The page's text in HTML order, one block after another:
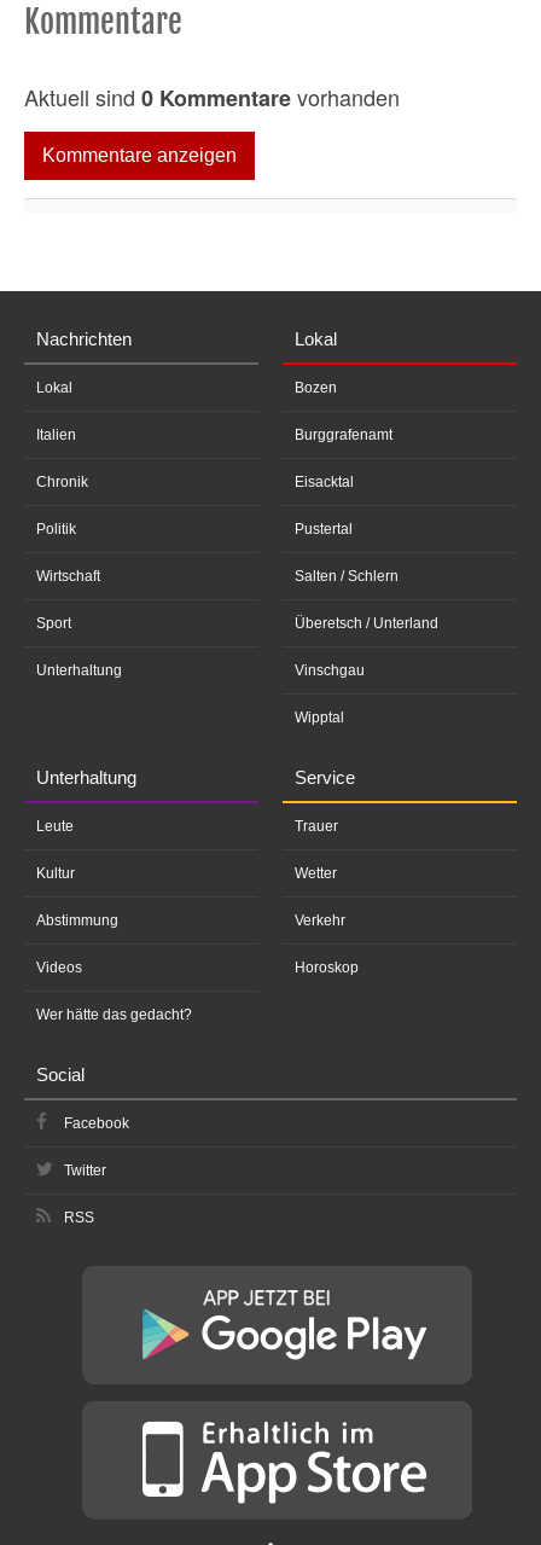
Kommentare
Aktuell sind 0 Kommentarevorhanden
Kommentare anzeigen
Nachrichten
Lokal
Italien
Chronik
Politik
Wirtschaft
Sport
Unterhaltung
Lokal
Bozen
Burggrafenamt
Eisacktal
Pustertal
Salten / Schlern
Überetsch / Unterland
Vinschgau
Wipptal
Unterhaltung
Leute
Kultur
Abstimmung
Videos
Wer hätte das gedacht?
Service
Trauer
Wetter
Verkehr
Horoskop
Social
Facebook
Twitter
RSS